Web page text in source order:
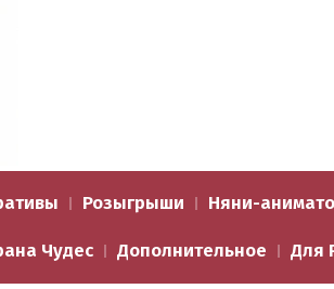
Розыгрыши Няни-
Чудес Дополнительное Для